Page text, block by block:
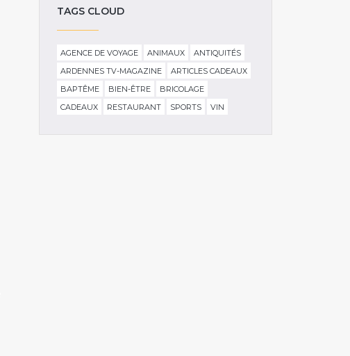
TAGS CLOUD
AGENCE DE VOYAGE ANIMAUX
ANTIQUITÉS
ARDENNES TV-MAGAZINE
ARTICLES CADEAUX
BAPTÊME
BIEN-ÊTRE
BRICOLAGE
CADEAUX
RESTAURANT SPORTS VIN